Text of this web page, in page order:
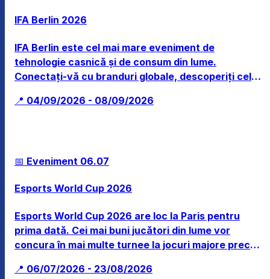
IFA Berlin 2026
IFA Berlin este cel mai mare eveniment de
tehnologie casnică și de consum din lume.
Conectați-vă cu branduri globale, descoperiți cele
inteligente, și experimentați viitorul electronicelor
📍 04/09/2026 - 08/09/2026
📅 Eveniment 06.07
Esports World Cup 2026
Esports World Cup 2026 are loc la Paris pentru
prima dată. Cei mai buni jucători din lume vor
concura în mai multe turnee la jocuri majore precum
Fighter.
📍 06/07/2026 - 23/08/2026